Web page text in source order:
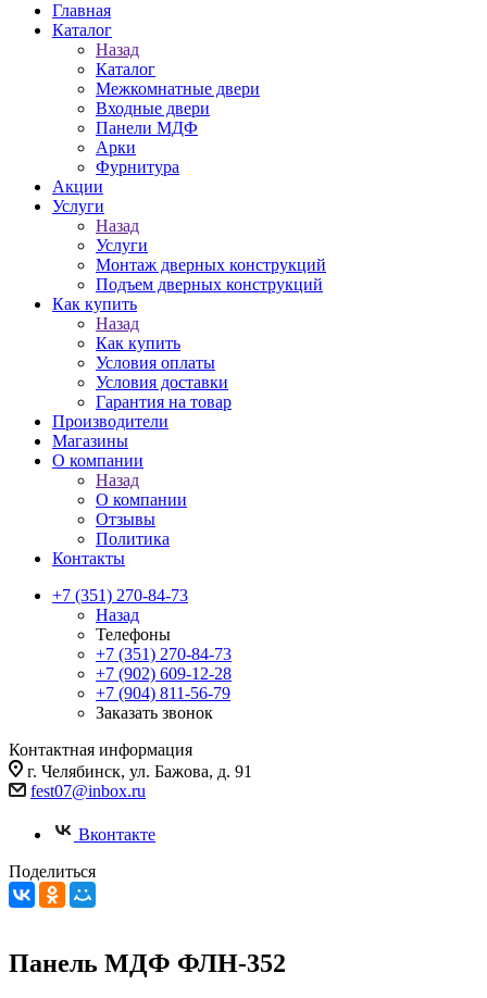
Главная
Каталог
Назад
Каталог
Межкомнатные двери
Входные двери
Панели МДФ
Арки
Фурнитура
Акции
Услуги
Назад
Услуги
Монтаж дверных конструкций
Подъем дверных конструкций
Как купить
Назад
Как купить
Условия оплаты
Условия доставки
Гарантия на товар
Производители
Магазины
О компании
Назад
О компании
Отзывы
Политика
Контакты
+7 (351) 270-84-73
Назад
Телефоны
+7 (351) 270-84-73
+7 (902) 609-12-28
+7 (904) 811-56-79
Заказать звонок
Контактная информация
г. Челябинск, ул. Бажова, д. 91
fest07@inbox.ru
Вконтакте
Поделиться
Панель МДФ ФЛН-352